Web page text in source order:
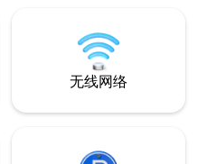
场仅25分
无线网络